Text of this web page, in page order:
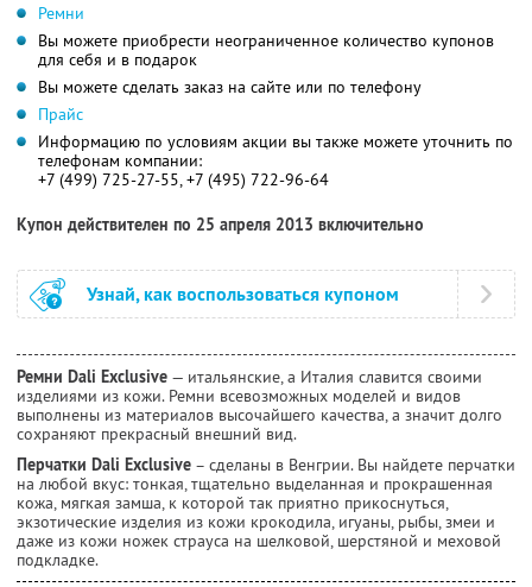
Ремни
Вы можете приобрести неограниченное количество купонов
для себя и в подарок
Вы можете сделать заказ на сайте или по телефону
Прайс
Информацию по условиям акции вы также можете уточнить по
телефонам компании:
+7 (499) 725-27-55, +7 (495) 722-96-64
Купон действителен по 25 апреля 2013 включительно
Узнай, как воспользоваться купоном
Ремни Dali Exclusive — итальянские, а Италия славится своими
изделиями из кожи. Ремни всевозможных моделей и видов
выполнены из материалов высочайшего качества, а значит долго
сохраняют прекрасный внешний вид.
Перчатки Dali Exclusive – сделаны в Венгрии. Вы найдете перчатки
на любой вкус: тонкая, тщательно выделанная и прокрашенная
кожа, мягкая замша, к которой так приятно прикоснуться,
экзотические изделия из кожи крокодила, игуаны, рыбы, змеи и
даже из кожи ножек страуса на шелковой, шерстяной и меховой
подкладке.